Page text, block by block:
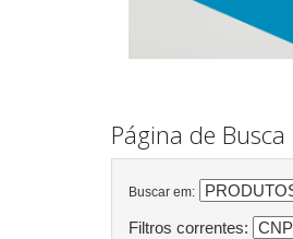
Página de Busca
Buscar em:
Filtros correntes: